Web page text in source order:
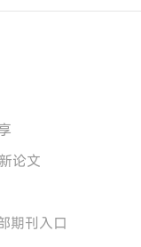
论文
期刊入口